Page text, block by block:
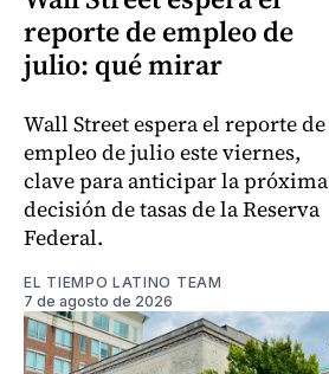
reporte de empleo de
julio: qué mirar
Wall Street espera el reporte de
empleo de julio este viernes,
clave para anticipar la próxima
decisión de tasas de la Reserva
Federal.
EL TIEMPO LATINO TEAM
7 de agosto de 2026